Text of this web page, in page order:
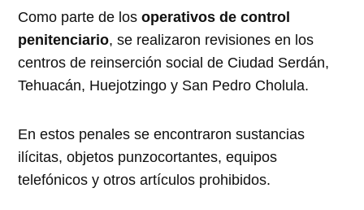
Como parte de losoperativos de control
penitenciario, se realizaron revisiones en los
centros de reinserción social de Ciudad Serdán,
Tehuacán, Huejotzingo y San Pedro Cholula.
En estos penales se encontraron sustancias
ilícitas, objetos punzocortantes, equipos
telefónicos y otros artículos prohibidos.